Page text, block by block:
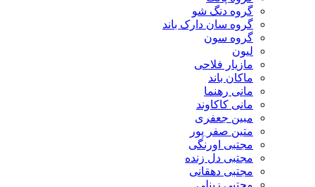
گروه دنگ شو
گروه سان دارک باند
گروه سون
لیون
مازیار فلاحی
ماکان باند
مانی رهنما
مانی کاکاوند
مبین جعفری
متین صفر پور
مجتبی اورنگی
مجتبی دل زنده
مجتبی دهقانی